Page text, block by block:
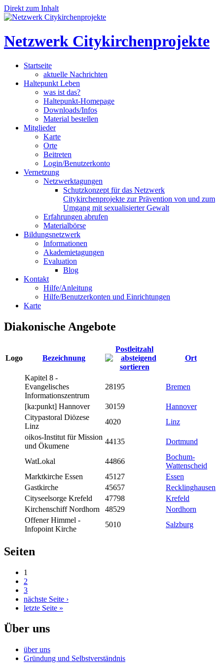
Direkt zum Inhalt
Netzwerk Citykirchenprojekte
Startseite
aktuelle Nachrichten
Haltepunkt Leben
was ist das?
Haltepunkt-Homepage
Downloads/Infos
Material bestellen
Mitglieder
Karte
Orte
Beitreten
Login/Benutzerkonto
Vernetzung
Netzwerktagungen
Schutzkonzept für das Netzwerk
Citykirchenprojekte zur Prävention von und zum
Umgang mit sexualisierter Gewalt
Erfahrungen abrufen
Materialbörse
Bildungsnetzwerk
Informationen
Akademietagungen
Evaluation
Blog
Kontakt
Hilfe/Anleitung
Hilfe/Benutzerkonten und Einrichtungen
Karte
Diakonische Angebote
Logo Bezeichnung
Postleitzahl
Ort
Kapitel 8 -
Evangelisches
Informationszentrum
28195 Bremen
[ka:punkt] Hannover 30159
Hannover
Citypastoral Diözese
Linz
4020
Linz
oikos-Institut für Mission
und Ökumene
44135 Dortmund
WatLokal 44866
Bochum-
Wattenscheid
Marktkirche Essen
45127
Essen
Gastkirche
45657
Recklinghausen
Cityseelsorge Krefeld
47798
Krefeld
Kirchenschiff Nordhorn
48529
Nordhorn
Offener Himmel -
Infopoint Kirche
5010 Salzburg
Seiten
1
2
3
nächste Seite ›
letzte Seite »
Über uns
über uns
Gründung und Selbstverständnis